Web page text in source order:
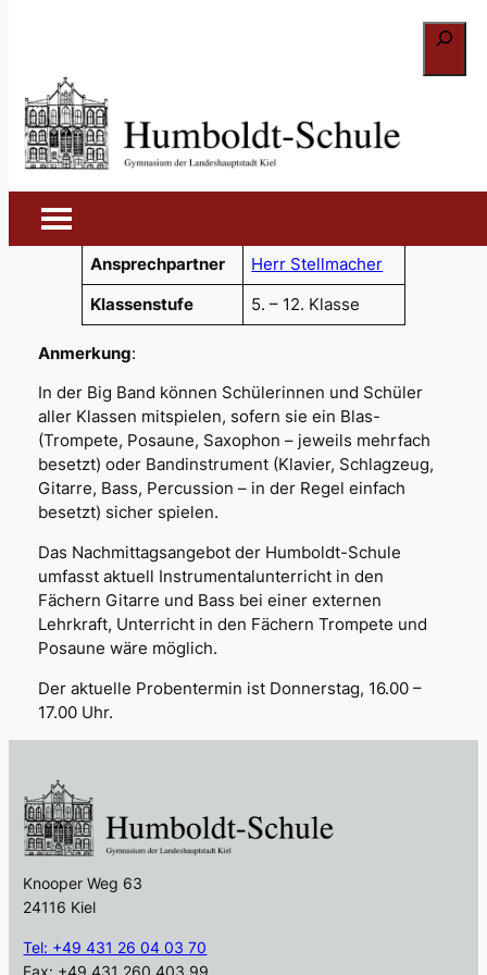
Suchen
Big Band
Ansprechpartner Herr Stellmacher
Klassenstufe 5. – 12. Klasse
Anmerkung:
In der Big Band können Schülerinnen und Schüler
aller Klassen mitspielen, sofern sie ein Blas-
(Trompete, Posaune, Saxophon – jeweils mehrfach
besetzt) oder Bandinstrument (Klavier, Schlagzeug,
Gitarre, Bass, Percussion – in der Regel einfach
besetzt) sicher spielen.
Das Nachmittagsangebot der Humboldt-Schule
umfasst aktuell Instrumentalunterricht in den
Fächern Gitarre und Bass bei einer externen
Lehrkraft, Unterricht in den Fächern Trompete und
Posaune wäre möglich.
Der aktuelle Probentermin ist Donnerstag, 16.00 –
17.00 Uhr.
Knooper Weg 63
24116 Kiel
Tel: +49 431 26 04 03 70
Fax: +49 431 260 403 99